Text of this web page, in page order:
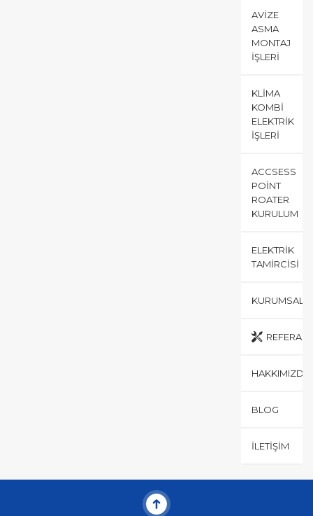
AVIZE
ASMA
MONTAJ
İŞLERI
KLIMA
KOMBI
ELEKTRIK
İŞLERI
ACCSESS
POINT
ROATER
KURULUM
ELEKTRIK
TAMIRCISI
KURUMSAL
HAKKIMIZDA
BLOG
İLETIŞIM